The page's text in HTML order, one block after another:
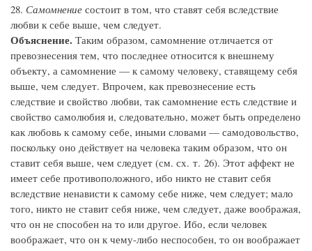
28. Самомнение состоит в том, что ставят себя вследствие
любви к себе выше, чем следует.
Объяснение. Таким образом, самомнение отличается от
превознесения тем, что последнее относится к внешнему
объекту, а самомнение — к самому человеку, ставящему себя
выше, чем следует. Впрочем, как превознесение есть
следствие и свойство любви, так самомнение есть следствие и
свойство самолюбия и, следовательно, может быть определено
как любовь к самому себе, иными словами — самодовольство,
поскольку оно действует на человека таким образом, что он
ставит себя выше, чем следует (см. сх. т. 26). Этот аффект не
имеет себе противоположного, ибо никто не ставит себя
вследствие ненависти к самому себе ниже, чем следует; мало
того, никто не ставит себя ниже, чем следует, даже воображая,
что он не способен на то или другое. Ибо, если человек
воображает, что он к чему-либо неспособен, то он воображает